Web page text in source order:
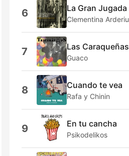
6 La Gran Jugada
Clementina Arderiu
7 Las Caraqueñas
Guaco
8 Cuando te vea
Rafa y Chinin
9 En tu cancha
Psikodelikos